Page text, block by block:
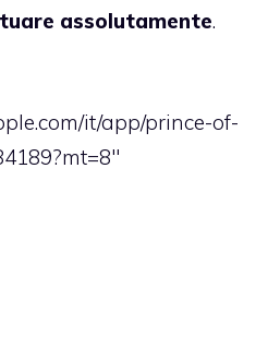
assolutamente.
it/app/prince-of-